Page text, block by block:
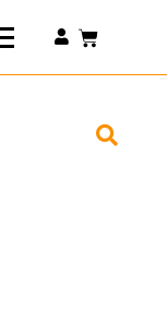
Connexion